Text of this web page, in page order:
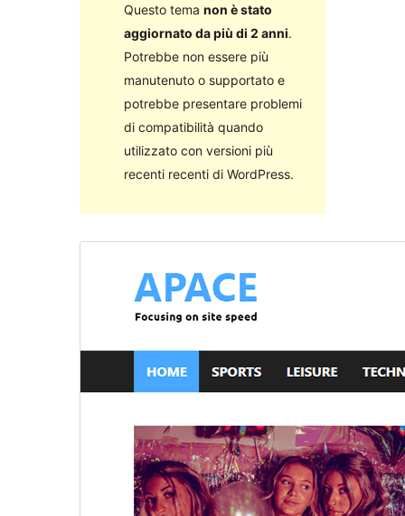
Questo tema non è stato
aggiornato da più di 2 anni.
Potrebbe non essere più
manutenuto o supportato e
potrebbe presentare problemi
di compatibilità quando
utilizzato con versioni più
recenti recenti di WordPress.